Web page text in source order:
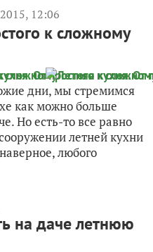
12:06
к сложному
дни, мы стремимся
как можно больше
Но есть-то все равно
летней кухни
любого
на даче летнюю